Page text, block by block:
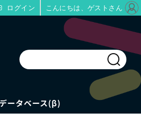
ータベース(β)
ログイン こんにちは、ゲストさん